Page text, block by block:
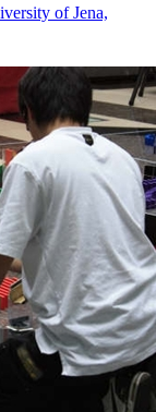
of Jena,